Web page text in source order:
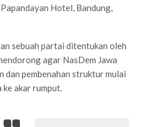
Hotel, Bandung,
sebuah partai ditentukan oleh
agar NasDem Jawa
dan pembenahan struktur mulai
akar rumput.